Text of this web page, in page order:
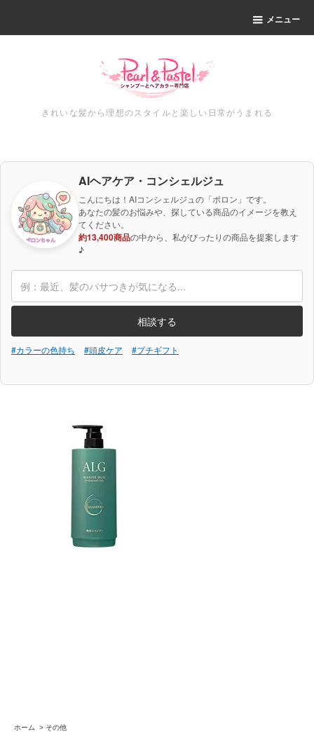
メニュー
きれいな髪から理想のスタイルと楽しい日常がうまれる
AIヘアケア・コンシェルジュ
こんにちは！AIコンシェルジュの「ポロン」です。
あなたの髪のお悩みや、探している商品のイメージを教え
てください。
約13,400商品の中から、私がぴったりの商品を提案します
♪
相談する
#カラーの色持ち #頭皮ケア #プチギフト
ホーム > その他